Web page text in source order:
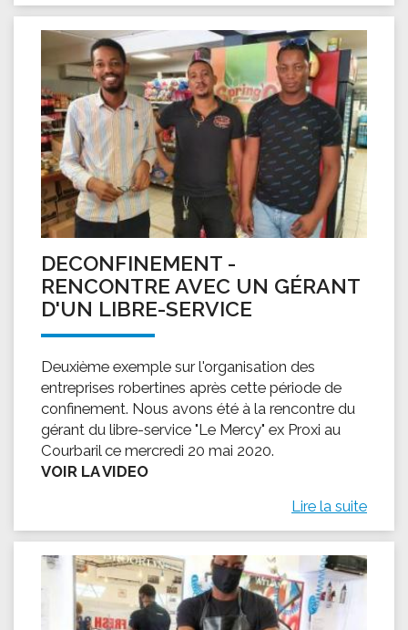
DECONFINEMENT -
RENCONTRE AVEC UN GÉRANT
D'UN LIBRE-SERVICE
Deuxième exemple sur l'organisation des
entreprises robertines après cette période de
confinement. Nous avons été à la rencontre du
gérant du libre-service "Le Mercy" ex Proxi au
Courbaril ce mercredi 20 mai 2020.
VOIR LA VIDEO
Lire la suite